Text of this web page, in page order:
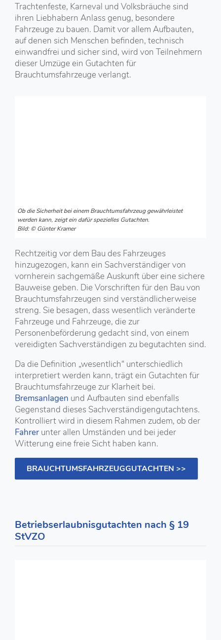
Trachtenfeste, Karneval und Volksbräuche sind
ihren Liebhabern Anlass genug, besondere
Fahrzeuge zu bauen. Damit vor allem Aufbauten,
auf denen sich Menschen befinden, technisch
einwandfrei und sicher sind, wird von Teilnehmern
dieser Umzüge ein Gutachten für
Brauchtumsfahrzeuge verlangt.
Ob die Sicherheit bei einem Brauchtumsfahrzeug gewährleistet
werden kann, zeigt ein dafür spezielles Gutachten.
Bild: © Günter Kramer
Rechtzeitig vor dem Bau des Fahrzeuges
hinzugezogen, kann ein Sachverständiger von
vornherein sachgemäße Auskunft über eine sichere
Bauweise geben. Die Vorschriften für den Bau von
Brauchtumsfahrzeugen sind verständlicherweise
streng. Sie besagen, dass wesentlich veränderte
Fahrzeuge und Fahrzeuge, die zur
Personenbeförderung gedacht sind, von einem
vereidigten Sachverständigen zu begutachten sind.
Da die Definition „wesentlich“ unterschiedlich
interpretiert werden kann, trägt ein Gutachten für
Brauchtumsfahrzeuge zur Klarheit bei.
Bremsanlagen und Aufbauten sind ebenfalls
Gegenstand dieses Sachverständigengutachtens.
Kontrolliert wird in diesem Rahmen zudem, ob der
Fahrer unter allen Umständen und bei jeder
Witterung eine freie Sicht haben kann.
BRAUCHTUMSFAHRZEUGGUTACHTEN >>
Betriebserlaubnisgutachten nach § 19
StVZO